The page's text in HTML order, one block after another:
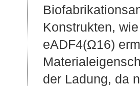
Konstrukten,
eADF4(Ω16)
der Ladung, da